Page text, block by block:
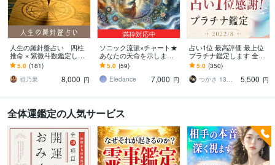
人生の羅針盤占い 四柱
推命 × 紫微斗数鑑定しま
す 完全版・四柱推命 × 紫
微斗数で人生を解き明か
しませんか？
5.0 (181)
祖乃果
8,000 円
満枠対応中
ソニック流派×チャート★
あなたの天命を示します
わたしは何のために生ま
れてきたの？
5.0 (59)
Eledance
7,000 円
占い1位 最高評価 最上位
プラチナ鑑定します 全占
い1位 ココナラ公認 魂を
深く知る 世界13カ国で評
価
5.0 (350)
つかさ 13カ国で評価 8月3出品 受付
5,500 円
全体運鑑定の人気サービス